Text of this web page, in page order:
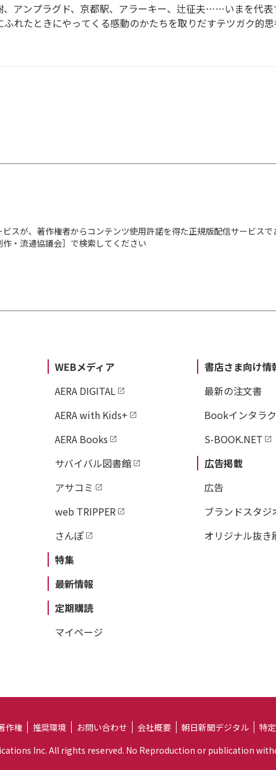
、アンプラグド、京都駅、アラーキー、辻征夫……いまを代
れたときにやってくる感動のかたちを取りだすテツガク的思
スが、著作権者からコンテンツ使用許諾を得た正規版配信サービス
・流通協議会］で検索してください
WEBメディア
AERA DIGITAL
AERA with Kids+
AERA Books
サバイバル図書館
アサコミ
web TRIPPER
さんぽ
特集
最新情報
定期購読
マイページ
書店さま向け情
最新の注文書
Bookインタラ
S-BOOK.NET
広告掲載
広告
ブランドスタジ
オリジナル抜き
作権 推奨環境 お問い合わせ 会社概要 朝日新聞デジタル
特
Inc. All rights reserved. No Reproduction or publication